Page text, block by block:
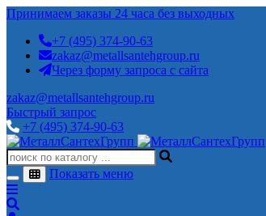
Принимаем заказы 24 часа без выходных
+7 (495) 374-90-63
zakaz@metallsantehgroup.ru
Через форму запроса с сайта
zakaz@metallsantehgroup.ru
Быстрый запрос
+7 (495) 374-90-63
Показать меню